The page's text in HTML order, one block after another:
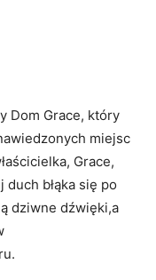
Dom Grace, który
miejsc
Grace,
błąka się po
dziwne dźwięki,a